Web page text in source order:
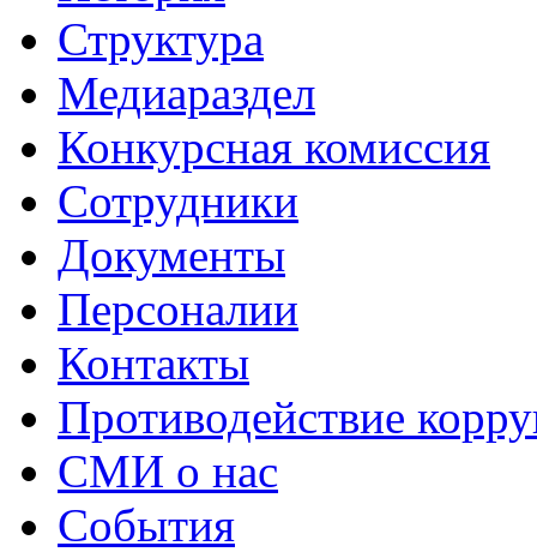
Структура
Медиараздел
Конкурсная комиссия
Сотрудники
Документы
Персоналии
Контакты
Противодействие
СМИ о нас
События